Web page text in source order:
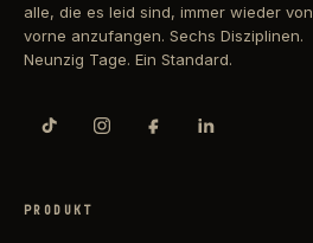
alle, die es leid sind, immer wieder von
vorne anzufangen. Sechs Disziplinen.
Neunzig Tage. Ein Standard.
PRODUKT